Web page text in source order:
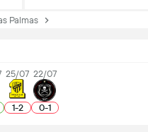
Palmas
25/07
1-2
22/07
0-1